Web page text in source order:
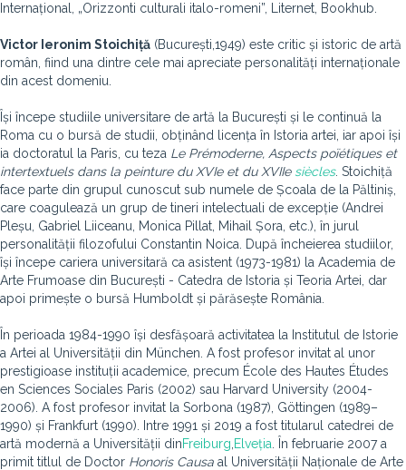
Internațional, „Orizzonti culturali italo-romeni”, Liternet, Bookhub.
Victor Ieronim Stoichiță (București,1949) este critic și istoric de artă
român, fiind una dintre cele mai apreciate personalități internaționale
din acest domeniu.
Își începe studiile universitare de artă la București și le continuă la
Roma cu o bursă de studii, obținând licența în Istoria artei, iar apoi își
ia doctoratul la Paris, cu teza Le Prémoderne, Aspects poïétiques et
intertextuels dans la peinture du XVIe et du XVIIe siècles. Stoichiță
face parte din grupul cunoscut sub numele de Școala de la Păltiniș,
care coagulează un grup de tineri intelectuali de excepție (Andrei
Pleșu, Gabriel Liiceanu, Monica Pillat, Mihail Șora, etc.), în jurul
personalității filozofului Constantin Noica. După încheierea studiilor,
își începe cariera universitară ca asistent (1973-1981) la Academia de
Arte Frumoase din București - Catedra de Istoria și Teoria Artei, dar
apoi primește o bursă Humboldt și părăsește România.
În perioada 1984-1990 își desfășoară activitatea la Institutul de Istorie
a Artei al Universității din München. A fost profesor invitat al unor
prestigioase instituții academice, precum École des Hautes Études
en Sciences Sociales Paris (2002) sau Harvard University (2004-
2006). A fost profesor invitat la Sorbona (1987), Göttingen (1989–
1990) și Frankfurt (1990). Intre 1991 și 2019 a fost titularul catedrei de
artă modernă a Universității dinFreiburg Elveția . În februarie 2007 a
primit titlul de Doctor Honoris Causa al Universității Naționale de Arte